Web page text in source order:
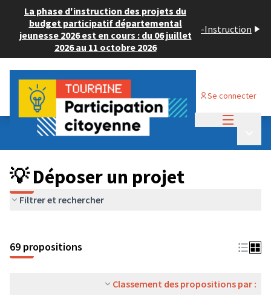
La phase d'instruction des projets du
budget participatif départemental
jeunesse 2026 est en cours : du 06 juillet
2026 au 11 octobre 2026
-Instruction
Se connecter
Budget Participatif ADULTE 2024
💡 Déposer un projet
💡 Déposer un projet
Filtrer et rechercher
69 propositions
Classement des propositions par :